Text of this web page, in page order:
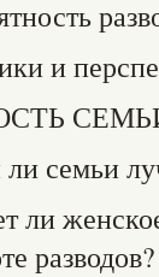
и
семьи
ли
разводов?